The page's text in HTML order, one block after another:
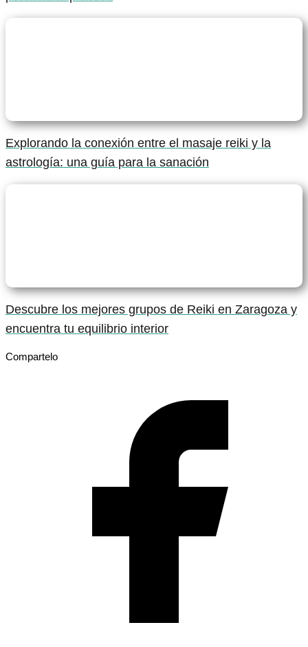
Explorando la conexión entre el masaje reiki y la
astrología: una guía para la sanación
Descubre los mejores grupos de Reiki en Zaragoza y
encuentra tu equilibrio interior
Compartelo